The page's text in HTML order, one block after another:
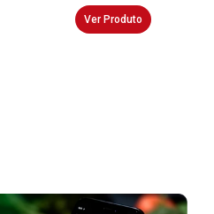
Ver Produto